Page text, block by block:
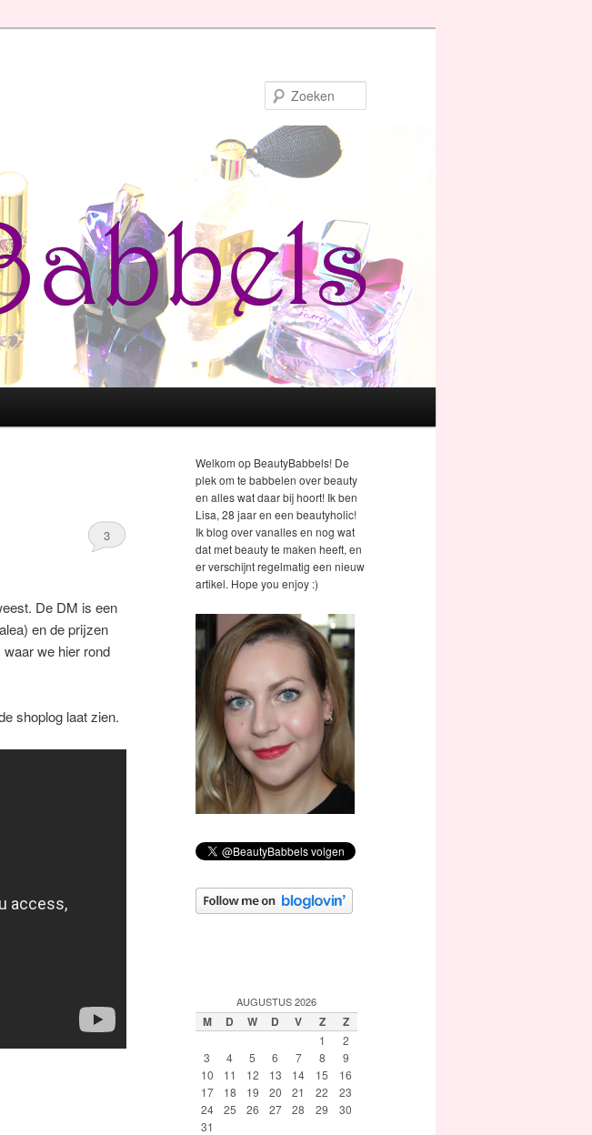
3
De DM is een
en de prijzen
waar we hier rond
shoplog laat zien.
Welkom op BeautyBabbels! De
plek om te babbelen over beauty
en alles wat daar bij hoort! Ik ben
Lisa, 28 jaar en een beautyholic!
Ik blog over vanalles en nog wat
dat met beauty te maken heeft, en
er verschijnt regelmatig een nieuw
artikel. Hope you enjoy :)
AUGUSTUS 2026
M D W D V Z Z
1
2
3
4 5 6 7 8
9
10
11 12 13 14 15
16
17
18 19 20 21 22
23
24
25 26 27 28 29
30
31